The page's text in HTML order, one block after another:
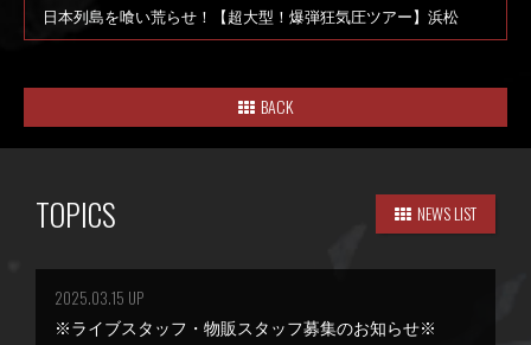
日本列島を喰い荒らせ！【超大型！爆弾狂気圧ツアー】浜松
BACK
TOPICS NEWS LIST
2025.03.15 UP
※ライブスタッフ・物販スタッフ募集のお知らせ※